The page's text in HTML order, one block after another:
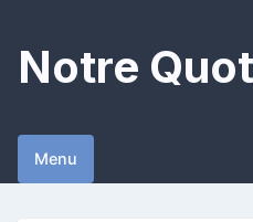
content
Notre
Menu